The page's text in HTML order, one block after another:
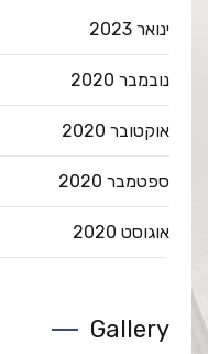
ינואר 2023
נובמבר 2020
אוקטובר 2020
ספטמבר 2020
אוגוסט 2020
Gallery